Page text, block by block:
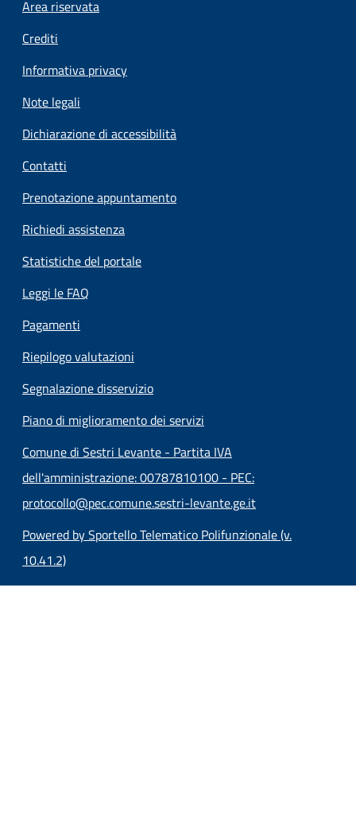
Footer menu
Area riservata
Crediti
Informativa privacy
Note legali
Dichiarazione di accessibilità
Contatti
Prenotazione appuntamento
Richiedi assistenza
Statistiche del portale
Leggi le FAQ
Pagamenti
Riepilogo valutazioni
Segnalazione disservizio
Piano di miglioramento dei servizi
Comune di Sestri Levante - Partita IVA
dell'amministrazione: 00787810100 - PEC:
protocollo@pec.comune.sestri-levante.ge.it
Powered by Sportello Telematico Polifunzionale (v.
10.41.2)